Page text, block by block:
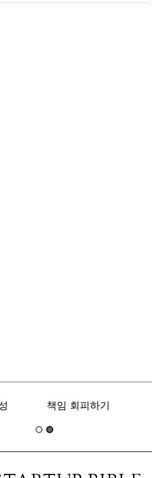
책임 회피하기